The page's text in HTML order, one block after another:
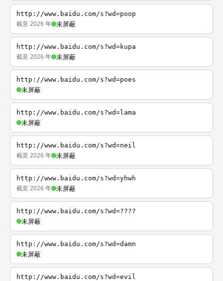
http://www.baidu.com/s?wd=poop
截至 2026 年 未屏蔽
http://www.baidu.com/s?wd=kupa
截至 2026 年 未屏蔽
http://www.baidu.com/s?wd=poes
未屏蔽
http://www.baidu.com/s?wd=lama
未屏蔽
http://www.baidu.com/s?wd=neil
截至 2026 年 未屏蔽
http://www.baidu.com/s?wd=yhwh
截至 2026 年 未屏蔽
http://www.baidu.com/s?wd=????
未屏蔽
http://www.baidu.com/s?wd=damn
未屏蔽
http://www.baidu.com/s?wd=evil